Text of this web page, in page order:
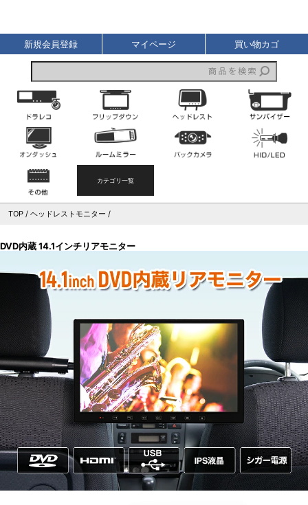
新規会員登録 マイページ 買い物カゴ
フリップダウンモニター ヘッドレストモニター
オンダッシュモニター ルームミラーモニター バックカメラ
カテゴリ一覧
TOP ヘッドレストモニター
DVD内蔵 14.1インチリアモニター